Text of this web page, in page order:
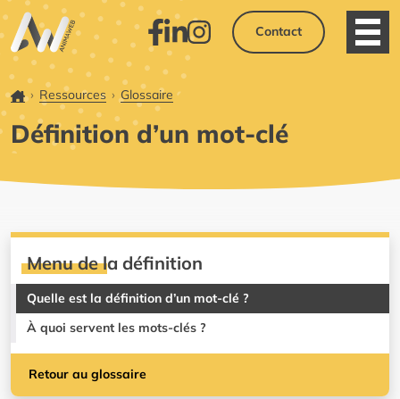
Facebook
LinkedInInstagram
Contact
Accueil
Ressources Glossaire
Définition d’un mot-clé
Menu de la définition
Quelle est la définition d’un mot-clé ?
À quoi servent les mots-clés ?
Retour au glossaire